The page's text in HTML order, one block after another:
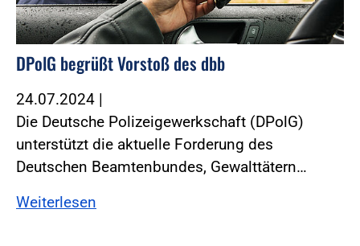
DPolG begrüßt Vorstoß des dbb
24.07.2024 |
Die Deutsche Polizeigewerkschaft (DPolG)
unterstützt die aktuelle Forderung des
Deutschen Beamtenbundes, Gewalttätern…
Weiterlesen